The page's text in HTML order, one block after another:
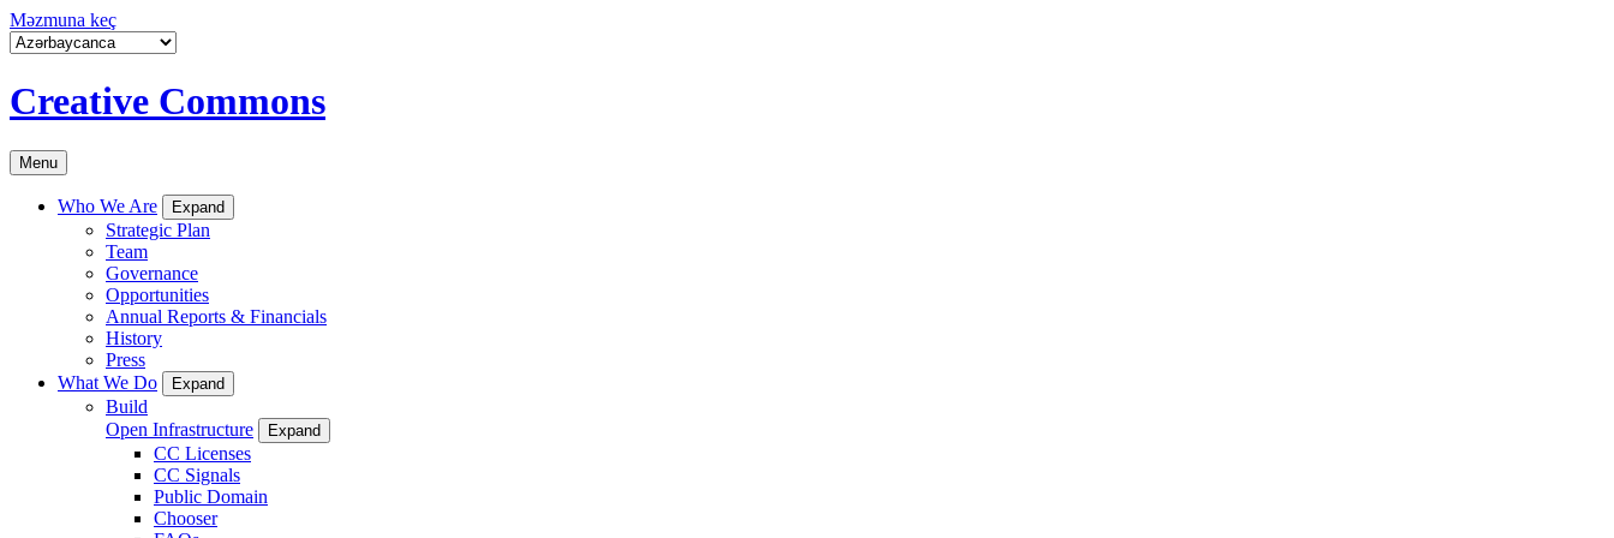
Məzmuna keç
Creative Commons
Menu
Who We Are Expand
Strategic Plan
Team
Governance
Opportunities
Annual Reports & Financials
History
Press
What We Do
Expand
Build
Open Infrastructure
Expand
CC Licenses
CC Signals
Public Domain
Chooser